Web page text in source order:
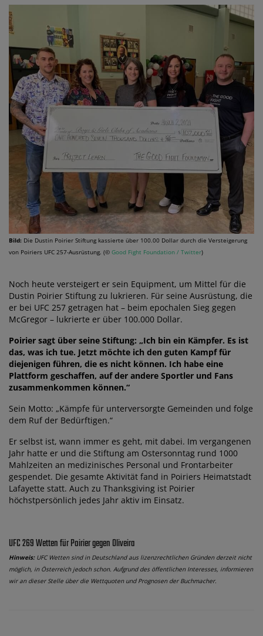
Bild: Die Dustin Poirier Stiftung kassierte über 100.00 Dollar durch die Versteigerung
von Poiriers UFC 257-Ausrüstung. (© Good Fight Foundation / Twitter)
Noch heute versteigert er sein Equipment, um Mittel für die
Dustin Poirier Stiftung zu lukrieren. Für seine Ausrüstung, die
er bei UFC 257 getragen hat – beim epochalen Sieg gegen
McGregor – lukrierte er über 100.000 Dollar.
Poirier sagt über seine Stiftung: „Ich bin ein Kämpfer. Es ist
das, was ich tue. Jetzt möchte ich den guten Kampf für
diejenigen führen, die es nicht können. Ich habe eine
Plattform geschaffen, auf der andere Sportler und Fans
zusammenkommen können.“
Sein Motto: „Kämpfe für unterversorgte Gemeinden und folge
dem Ruf der Bedürftigen.“
Er selbst ist, wann immer es geht, mit dabei. Im vergangenen
Jahr hatte er und die Stiftung am Ostersonntag rund 1000
Mahlzeiten an medizinisches Personal und Frontarbeiter
gespendet. Die gesamte Aktivität fand in Poiriers Heimatstadt
Lafayette statt. Auch zu Thanksgiving ist Poirier
höchstpersönlich jedes Jahr aktiv im Einsatz.
UFC 269 Wetten für Poirier gegen Oliveira
Hinweis:UFC Wetten sind in Deutschland aus lizenzrechtlichen Gründen derzeit nicht
möglich, in Österreich jedoch schon. Aufgrund des öffentlichen Interesses, informieren
wir an dieser Stelle über die Wettquoten und Prognosen der Buchmacher.